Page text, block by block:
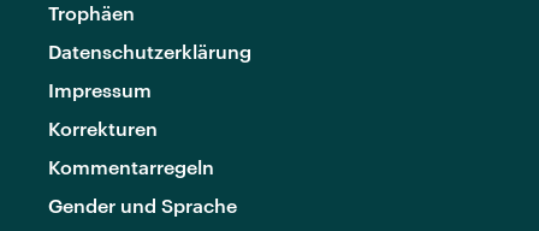
Trophäen
Datenschutzerklärung
Impressum
Korrekturen
Kommentarregeln
Gender und Sprache